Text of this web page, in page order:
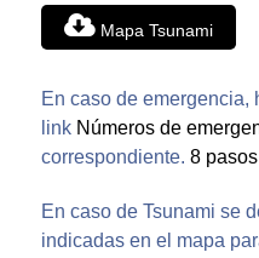
Mapa Tsunami
En caso de
link Números de
correspondiente. 8
En caso de Tsunami se
indicadas en el mapa